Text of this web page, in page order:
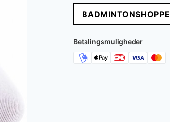
Betalingsmuligheder